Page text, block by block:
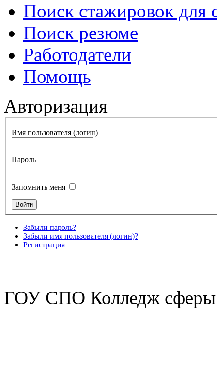
Поиск стажировок для
Поиск резюме
Работодатели
Помощь
Авторизация
Имя пользователя (логин)
Пароль
Запомнить меня
Забыли пароль?
Забыли имя пользователя (логин)?
Регистрация
ГОУ СПО Колледж сферы